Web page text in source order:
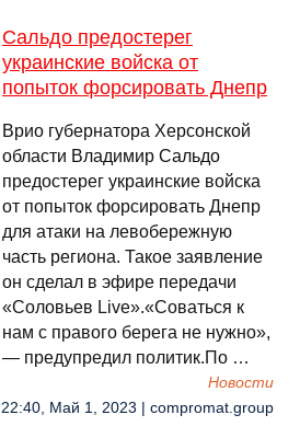
Сальдо предостерег
украинские войска от
попыток форсировать Днепр
Врио губернатора Херсонской
области Владимир Сальдо
предостерег украинские войска
от попыток форсировать Днепр
для атаки на левобережную
часть региона. Такое заявление
он сделал в эфире передачи
«Соловьев Live».«Соваться к
нам с правого берега не нужно»,
— предупредил политик.По …
Новости
22:40, Май 1, 2023 | compromat.group